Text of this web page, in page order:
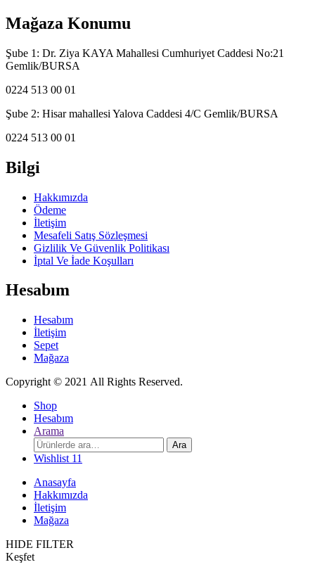
Mağaza Konumu
Şube 1: Dr. Ziya KAYA Mahallesi Cumhuriyet Caddesi No:21
Gemlik/BURSA
0224 513 00 01
Şube 2: Hisar mahallesi Yalova Caddesi 4/C Gemlik/BURSA
0224 513 00 01
Bilgi
Hakkımızda
Ödeme
İletişim
Mesafeli Satış Sözleşmesi
Gizlilik Ve Güvenlik Politikası
İptal Ve İade Koşulları
Hesabım
Hesabım
İletişim
Sepet
Mağaza
Copyright © 2021 All Rights Reserved.
Shop
Hesabım
Arama
Ara:
Ara
Wishlist 11
Anasayfa
Hakkımızda
İletişim
Mağaza
HIDE FILTER
Keşfet